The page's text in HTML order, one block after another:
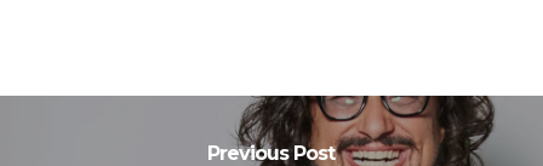
Previous Post